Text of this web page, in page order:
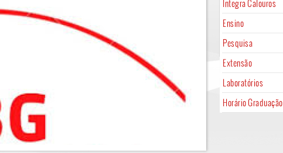
Integra Calouros
Ensino
Pesquisa
Extensão
Laboratórios
Horário Graduação